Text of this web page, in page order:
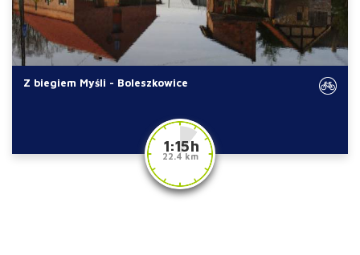
Z biegiem Myśli - Boleszkowice
1:15 h
22.4 km